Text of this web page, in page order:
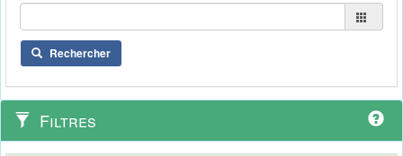
Rechercher
Filtres